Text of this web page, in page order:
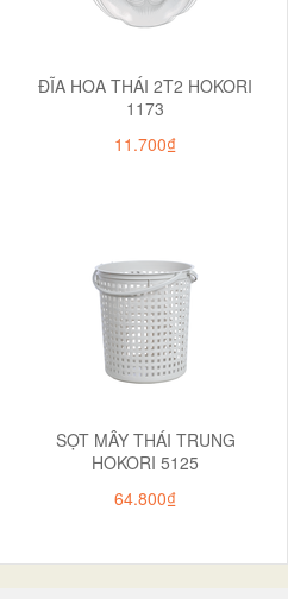
ĐĨA HOA THÁI 2T2 HOKORI
1173
11.700₫
SỌT MÂY THÁI TRUNG
HOKORI 5125
64.800₫